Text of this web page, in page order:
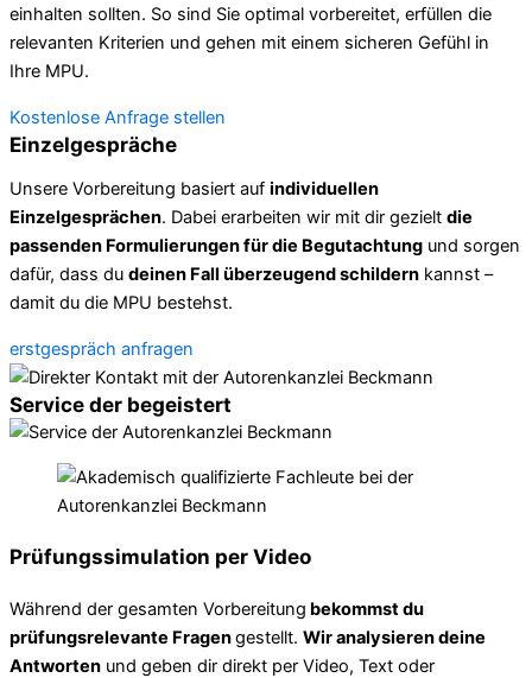
einhalten sollten. So sind Sie optimal vorbereitet, erfüllen die
relevanten Kriterien und gehen mit einem sicheren Gefühl in
Ihre MPU.
Kostenlose Anfrage stellen
Einzelgespräche
Unsere Vorbereitung basiert auf individuellen
Einzelgesprächen. Dabei erarbeiten wir mit dir gezielt die
passenden Formulierungen für die Begutachtung und sorgen
dafür, dass du deinen Fall überzeugend schildern kannst –
damit du die MPU bestehst.
erstgespräch anfragen
Service der begeistert
Prüfungssimulation per Video
Während der gesamten Vorbereitung bekommst du
prüfungsrelevante Fragengestellt. Wir analysieren deine
Antworten und geben dir direkt per Video, Text oder